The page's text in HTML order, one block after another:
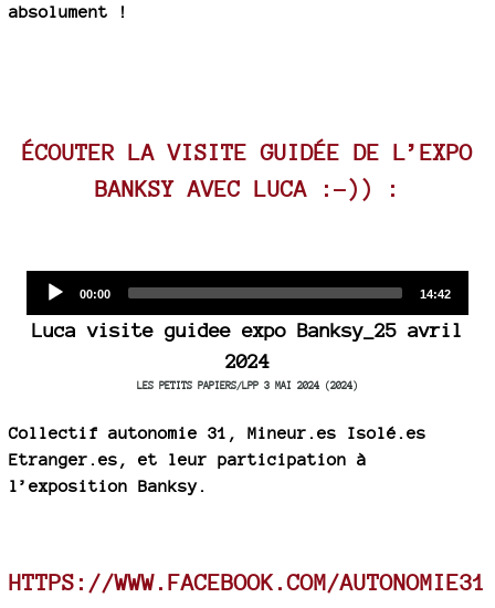
absolument !
ÉCOUTER LA VISITE GUIDÉE DE L’EXPO
BANKSY AVEC LUCA :-)) :
Current
00:00
Total
14:42
Luca visite guidee expo Banksy_25 avril
2024
LES PETITS PAPIERS/LPP 3 MAI 2024 (2024)
Collectif autonomie 31, Mineur.es Isolé.es
Etranger.es, et leur participation à
l’exposition Banksy.
HTTPS://WWW.FACEBOOK.COM/AUTONOMIE31